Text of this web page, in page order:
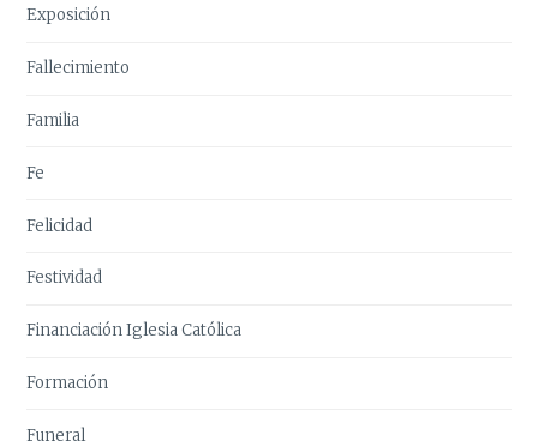
Exposición
Fallecimiento
Familia
Fe
Felicidad
Festividad
Financiación Iglesia Católica
Formación
Funeral